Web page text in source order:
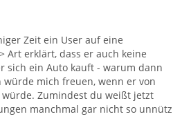
Zeit ein User auf eine
Art erklärt, dass er auch keine
sich ein Auto kauft - warum dann
mich freuen, wenn er von
Zumindest du weißt jetzt
manchmal gar nicht so unnütz